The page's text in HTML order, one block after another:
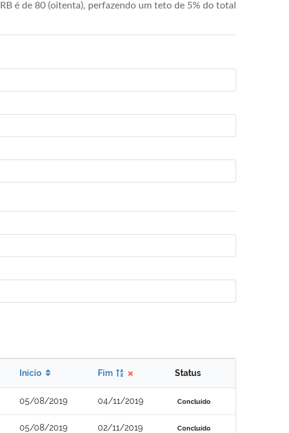
é de 80 (oitenta), perfazendo um teto de 5% do total
Início Fim Status
05/08/2019 04/11/2019 Concluído
05/08/2019 02/11/2019 Concluído